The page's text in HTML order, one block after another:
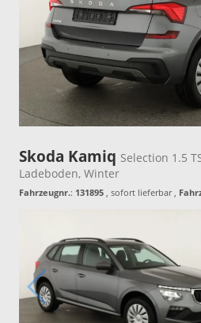
Skoda Kamiq Selection 1.5
Ladeboden, Winter
Fahrzeugnr.: 131895 , sofort lieferbar,